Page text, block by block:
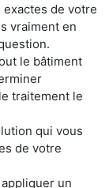
de votre
vraiment en
le bâtiment
traitement le
qui vous
de votre
un